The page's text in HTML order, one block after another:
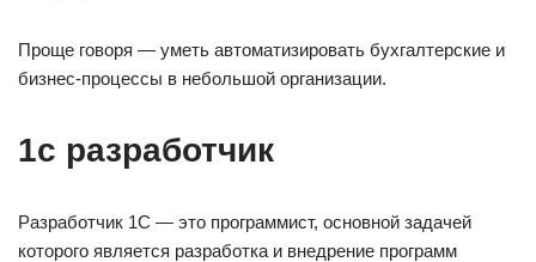
Проще говоря — уметь автоматизировать бухгалтерские и
бизнес-процессы в небольшой организации.
1с разработчик
Разработчик 1С — это программист, основной задачей
которого является разработка и внедрение программ